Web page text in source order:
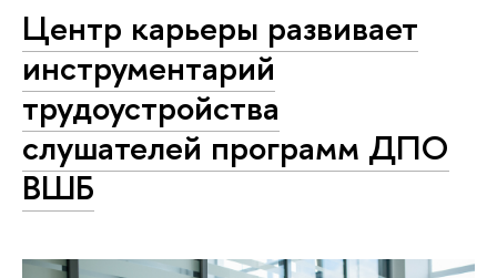
Центр карьеры развивает
инструментарий
трудоустройства
слушателей программ ДПО
ВШБ